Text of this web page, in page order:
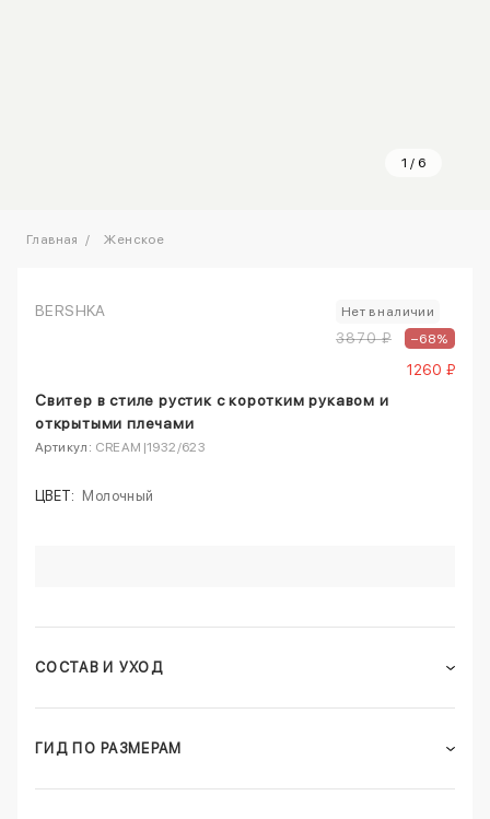
1 / 6
Главная Женское
BERSHKA Нет в наличии
3870 ₽ –68%
1260 ₽
Свитер в стиле рустик с коротким рукавом и
открытыми плечами
Артикул: CREAM|1932/623
ЦВЕТ: Молочный
СОСТАВ И УХОД
ГИД ПО РАЗМЕРАМ